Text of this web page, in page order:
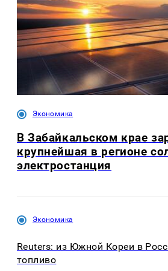
Экономика
В Забайкальском крае
крупнейшая в регионе
электростанция
Экономика
Reuters: из Южной Кореи в
топливо